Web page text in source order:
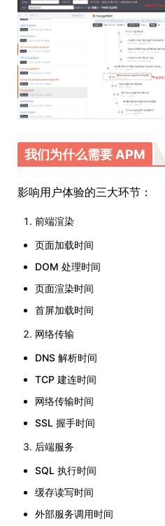
我们为什么需要 APM
影响用户体验的三大环节：
前端渲染
页面加载时间
DOM 处理时间
页面渲染时间
首屏加载时间
网络传输
DNS 解析时间
TCP 建连时间
网络传输时间
SSL 握手时间
后端服务
SQL 执行时间
缓存读写时间
外部服务调用时间